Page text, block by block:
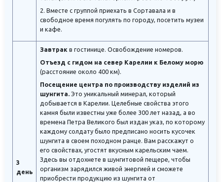
2. Вместе с группой приехать в Сортавала и в
свободное время погулять по городу, посетить музеи
и кафе.
3
день
Завтрак в гостинице. Освобождение номеров.
Отъезд с гидом на север Карелии к Белому морю
(расстояние около 400 км).
Посещение центра по производству изделий из
шунгита. Это уникальный минерал, который
добывается в Карелии. Целебные свойства этого
камня были известны уже более 300 лет назад, а во
времена Петра Великого был издан указ, по которому
каждому солдату было предписано носить кусочек
шунгита в своем походном ранце. Вам расскажут о
его свойствах, угостят вкусным карельским чаем.
Здесь вы отдохнете в шунгитовой пещере, чтобы
организм зарядился живой энергией и сможете
приобрести продукцию из шунгита от